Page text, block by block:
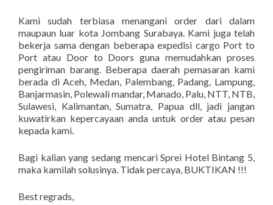
Kami sudah terbiasa menangani order dari dalam
maupaun luar kota Jombang Surabaya. Kami juga telah
bekerja sama dengan beberapa expedisi cargo Port to
Port atau Door to Doors guna memudahkan proses
pengiriman barang. Beberapa daerah pemasaran kami
berada di Aceh, Medan, Palembang, Padang, Lampung,
Banjarmasin, Polewali mandar, Manado, Palu, NTT, NTB,
Sulawesi, Kalimantan, Sumatra, Papua dll, jadi jangan
kuwatirkan kepercayaan anda untuk order atau pesan
kepada kami.
Bagi kalian yang sedang mencari Sprei Hotel Bintang 5,
maka kamilah solusinya. Tidak percaya, BUKTIKAN !!!
Best regrads,